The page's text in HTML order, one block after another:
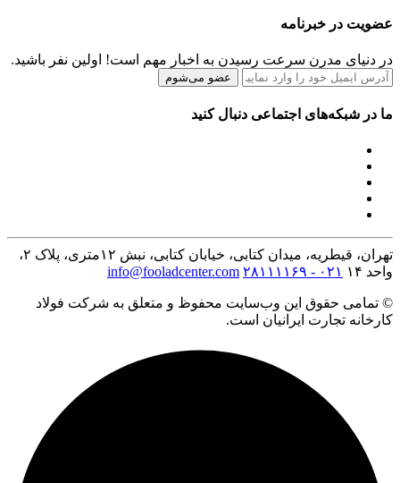
عضویت در خبرنامه
در دنیای مدرن سرعت رسیدن به اخبار مهم است! اولین نفر باشید.
عضو می‌شوم
ما در شبکه‌های اجتماعی دنبال کنید
تهران، قیطریه، میدان کتابی، خیابان کتابی، نبش ۱۲متری، پلاک ۲،
واحد ۱۴
۰۲۱ - ۲۸۱۱۱۱۶۹ info@fooladcenter.com
© تمامی حقوق این وب‌سایت محفوظ و متعلق به شرکت فولاد
کارخانه تجارت ایرانیان است.